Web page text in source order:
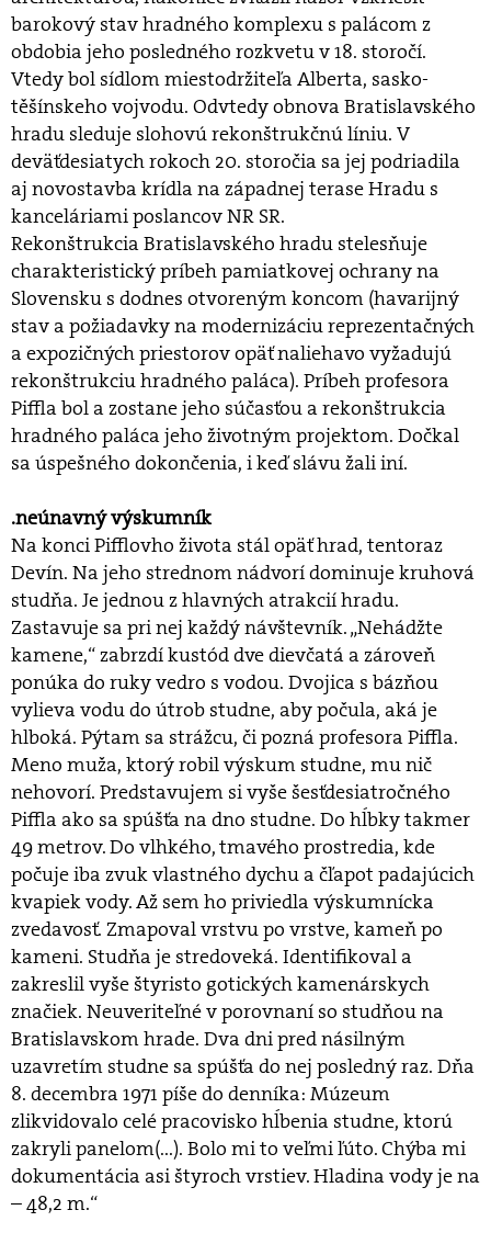
barokový stav hradného komplexu s palácom z
obdobia jeho posledného rozkvetu v 18. storočí.
Vtedy bol sídlom miestodržiteľa Alberta, sasko-
těšínskeho vojvodu. Odvtedy obnova Bratislavského
hradu sleduje slohovú rekonštrukčnú líniu. V
deväťdesiatych rokoch 20. storočia sa jej podriadila
aj novostavba krídla na západnej terase Hradu s
kanceláriami poslancov NR SR.
Rekonštrukcia Bratislavského hradu stelesňuje
charakteristický príbeh pamiatkovej ochrany na
Slovensku s dodnes otvoreným koncom (havarijný
stav a požiadavky na modernizáciu reprezentačných
a expozičných priestorov opäť naliehavo vyžadujú
rekonštrukciu hradného paláca). Príbeh profesora
Piffla bol a zostane jeho súčasťou a rekonštrukcia
hradného paláca jeho životným projektom. Dočkal
sa úspešného dokončenia, i keď slávu žali iní.
.neúnavný výskumník
Na konci Pifflovho života stál opäť hrad, tentoraz
Devín. Na jeho strednom nádvorí dominuje kruhová
studňa. Je jednou z hlavných atrakcií hradu.
Zastavuje sa pri nej každý návštevník. „Nehádžte
kamene,“ zabrzdí kustód dve dievčatá a zároveň
ponúka do ruky vedro s vodou. Dvojica s bázňou
vylieva vodu do útrob studne, aby počula, aká je
hlboká. Pýtam sa strážcu, či pozná profesora Piffla.
Meno muža, ktorý robil výskum studne, mu nič
nehovorí. Predstavujem si vyše šesťdesiatročného
Piffla ako sa spúšťa na dno studne. Do hĺbky takmer
49 metrov. Do vlhkého, tmavého prostredia, kde
počuje iba zvuk vlastného dychu a čľapot padajúcich
kvapiek vody. Až sem ho priviedla výskumnícka
zvedavosť. Zmapoval vrstvu po vrstve, kameň po
kameni. Studňa je stredoveká. Identifikoval a
zakreslil vyše štyristo gotických kamenárskych
značiek. Neuveriteľné v porovnaní so studňou na
Bratislavskom hrade. Dva dni pred násilným
uzavretím studne sa spúšťa do nej posledný raz. Dňa
8. decembra 1971 píše do denníka: Múzeum
zlikvidovalo celé pracovisko hĺbenia studne, ktorú
zakryli panelom(...). Bolo mi to veľmi ľúto. Chýba mi
dokumentácia asi štyroch vrstiev. Hladina vody je na
– 48,2 m.“